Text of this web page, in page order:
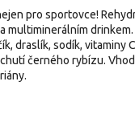
pro sportovce!
multiminerálním
draslík, sodík, vitaminy
černého rybízu.